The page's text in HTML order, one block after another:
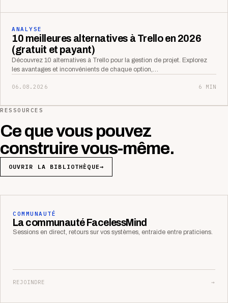
ANALYSE
10 meilleures alternatives à Trello en 2026
(gratuit et payant)
Découvrez 10 alternatives à Trello pour la gestion de projet. Explorez
les avantages et inconvénients de chaque option,…
06.08.2026 6 MIN
RESSOURCES
Ce que vous pouvez
construire vous-même.
OUVRIR LA BIBLIOTHÈQUE→
COMMUNAUTÉ
La communauté FacelessMind
Sessions en direct, retours sur vos systèmes, entraide entre praticiens.
REJOINDRE →